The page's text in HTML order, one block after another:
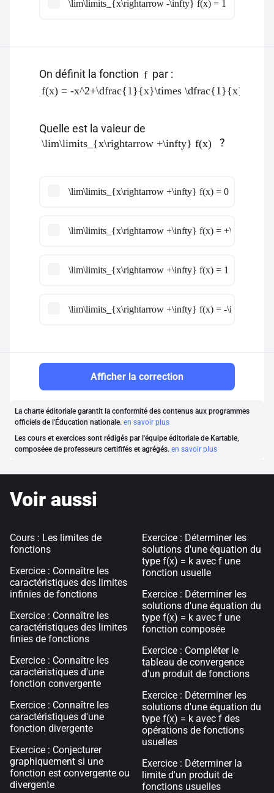
\lim\limits_{x\rightarrow -\infty} f(x) = 1
On définit la fonction f par :
f(x) = -x^2+\dfrac{1}{x}\times \dfrac{1}{x}
Quelle est la valeur de
\lim\limits_{x\rightarrow +\infty} f(x) ?
\lim\limits_{x\rightarrow +\infty} f(x) = 0
\lim\limits_{x\rightarrow +\infty} f(x) = +\infty
\lim\limits_{x\rightarrow +\infty} f(x) = 1
\lim\limits_{x\rightarrow +\infty} f(x) = -\infty
Afficher la correction
La charte éditoriale garantit la conformité des contenus aux programmes
officiels de l'Éducation nationale. en savoir plus
Les cours et exercices sont rédigés par l'équipe éditoriale de Kartable,
composéee de professeurs certififés et agrégés. en savoir plus
Voir aussi
Cours : Les limites de
fonctions
Exercice : Connaître les
caractéristiques des limites
infinies de fonctions
Exercice : Connaître les
caractéristiques des limites
finies de fonctions
Exercice : Connaître les
caractéristiques d'une
fonction convergente
Exercice : Connaître les
caractéristiques d'une
fonction divergente
Exercice : Conjecturer
graphiquement si une
fonction est convergente ou
divergente
Exercice : Déterminer les
solutions d'une équation du
type f(x) = k avec f une
fonction usuelle
Exercice : Déterminer les
solutions d'une équation du
type f(x) = k avec f une
fonction composée
Exercice : Compléter le
tableau de convergence
d'un produit de fonctions
Exercice : Déterminer les
solutions d'une équation du
type f(x) = k avec f des
opérations de fonctions
usuelles
Exercice : Déterminer la
limite d'un produit de
fonctions usuelles